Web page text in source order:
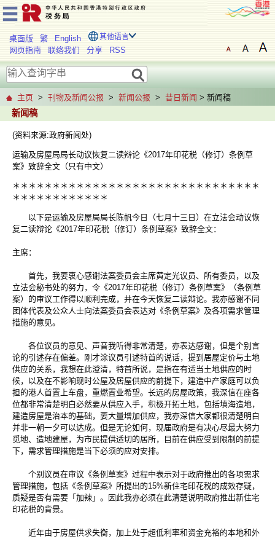
桌面版 繁 English 其他语言
网页指南 联络我们 分享 RSS
主页 > 刊物及新闻公报 > 新闻公报 > 昔日新闻 > 新闻稿
新闻稿
(资料来源:政府新闻处)
运输及房屋局局长动议恢复二读辩论《2017年印花税（修订）条例草
案》致辞全文（只有中文）
＊＊＊＊＊＊＊＊＊＊＊＊＊＊＊＊＊＊＊＊＊＊＊＊＊＊＊＊＊＊＊
＊＊＊＊＊＊＊＊＊＊＊＊
以下是运输及房屋局局长陈帆今日（七月十三日）在立法会动议恢
复二读辩论《2017年印花税（修订）条例草案》致辞全文：
主席：
首先，我要衷心感谢法案委员会主席黄定光议员、所有委员，以及
立法会秘书处的努力，令《2017年印花税（修订）条例草案》（条例草
案）的审议工作得以顺利完成，并在今天恢复二读辩论。我亦感谢不同
团体代表及公众人士向法案委员会表达对《条例草案》及各项需求管理
措施的意见。
各位议员的意见、声音我听得非常清楚，亦表达感谢，但是个别言
论的引述存在偏差。刚才涂议员引述特首的说话，提到居屋定价与土地
供应的关系，我想在此澄清，特首所说，是指在有适当土地供应的时
候，以及在不影响现时公屋及居屋供应的前提下，建造中产家庭可以负
担的港人首置上车盘，重燃置业希望。长远的房屋政策，我深信在座各
位都非常清楚明白必然要从供应入手，积极开拓土地，包括填海造地，
建造房屋是治本的基础，要大量增加供应，我亦深信大家都很清楚明白
并非一朝一夕可以达成。但是无论如何，现届政府是有决心尽最大努力
觅地、造地建屋，为市民提供适切的居所，目前在供应受到限制的前提
下，需求管理措施是当下必须的应对安排。
个别议员在审议《条例草案》过程中表示对于政府推出的各项需求
管理措施，包括《条例草案》所提出的15%新住宅印花税的成效存疑，
质疑是否有需要「加辣」。因此我亦必须在此清楚说明政府推出新住宅
印花税的背景。
近年由于房屋供求失衡，加上处于超低利率和资金充裕的本地和外